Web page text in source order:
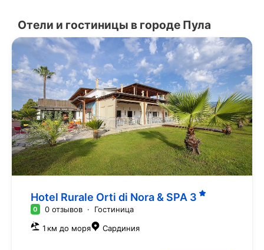
Отели и гостиницы в городе Пула
Hotel Rurale Orti di Nora & SPA 3
0 0 отзывов · Гостиница
1 км до моря
Сардиния